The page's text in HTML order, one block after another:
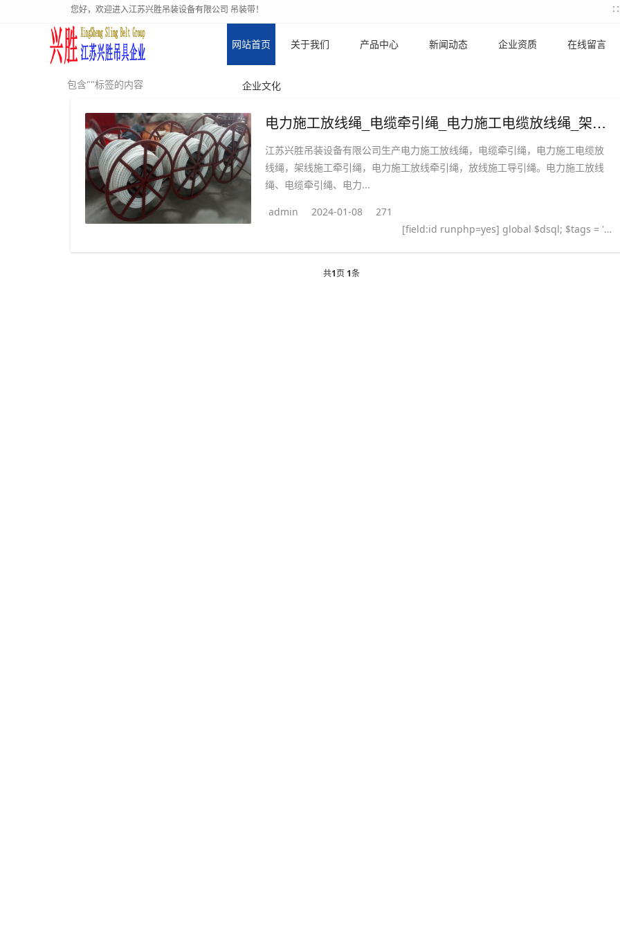
您好，欢迎进入江苏兴胜吊装设备有限公司 吊装带！ ∷
网站首页 关于我们 产品中心 新闻动态 企业资质 在线留言
企业文化
包含""标签的内容
电力施工放线绳_电缆牵引绳_电力施工电缆放线绳_架线施工牵引绳_电力施工放线牵引绳_放线施工导引绳
江苏兴胜吊装设备有限公司生产电力施工放线绳，电缆牵引绳，电力施工电缆放
线绳，架线施工牵引绳，电力施工放线牵引绳，放线施工导引绳。电力施工放线
绳、电缆牵引绳、电力...
admin 2024-01-08
271
[field:id runphp=yes] global $dsql; $tags = ''; $query = "SELECT tag FROM `#@__taglist` WHERE aid='@me' "; $dsql->Execute('tag',$query); while($row = $dsql->GetArray('tag')) { $tags .= "#
共1页 1条